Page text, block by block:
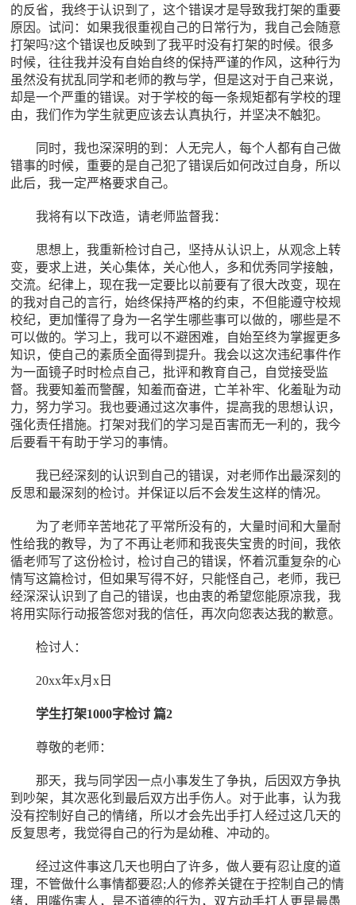
的反省，我终于认识到了，这个错误才是导致我打架的重要
原因。试问：如果我很重视自己的日常行为，我自己会随意
打架吗?这个错误也反映到了我平时没有打架的时候。很多
时候，往往我并没有自始自终的保持严谨的作风，这种行为
虽然没有扰乱同学和老师的教与学，但是这对于自己来说，
却是一个严重的错误。对于学校的每一条规矩都有学校的理
由，我们作为学生就更应该去认真执行，并坚决不触犯。
同时，我也深深明的到：人无完人，每个人都有自己做
错事的时候，重要的是自己犯了错误后如何改过自身，所以
此后，我一定严格要求自己。
我将有以下改造，请老师监督我：
思想上，我重新检讨自己，坚持从认识上，从观念上转
变，要求上进，关心集体，关心他人，多和优秀同学接触，
交流。纪律上，现在我一定要比以前要有了很大改变，现在
的我对自己的言行，始终保持严格的约束，不但能遵守校规
校纪，更加懂得了身为一名学生哪些事可以做的，哪些是不
可以做的。学习上，我可以不避困难，自始至终为掌握更多
知识，使自己的素质全面得到提升。我会以这次违纪事件作
为一面镜子时时检点自己，批评和教育自己，自觉接受监
督。我要知羞而警醒，知羞而奋进，亡羊补牢、化羞耻为动
力，努力学习。我也要通过这次事件，提高我的思想认识，
强化责任措施。打架对我们的学习是百害而无一利的，我今
后要看干有助于学习的事情。
我已经深刻的认识到自己的错误，对老师作出最深刻的
反思和最深刻的检讨。并保证以后不会发生这样的情况。
为了老师辛苦地花了平常所没有的，大量时间和大量耐
性给我的教导，为了不再让老师和我丧失宝贵的时间，我依
循老师写了这份检讨，检讨自己的错误，怀着沉重复杂的心
情写这篇检讨，但如果写得不好，只能怪自己，老师，我已
经深深认识到了自己的错误，也由衷的希望您能原凉我，我
将用实际行动报答您对我的信任，再次向您表达我的歉意。
检讨人：
20xx年x月x日
学生打架1000字检讨 篇2
尊敬的老师：
那天，我与同学因一点小事发生了争执，后因双方争执
到吵架，其次恶化到最后双方出手伤人。对于此事，认为我
没有控制好自己的情绪，所以才会先出手打人经过这几天的
反复思考，我觉得自己的行为是幼稚、冲动的。
经过这件事这几天也明白了许多，做人要有忍让度的道
理，不管做什么事情都要忍;人的修养关键在于控制自己的情
绪，用嘴伤害人，是不道德的行为，双方动手打人更是最愚